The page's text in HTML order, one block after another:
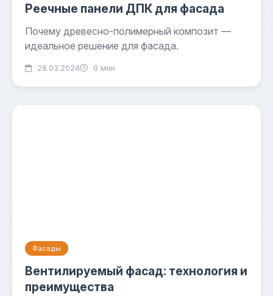
Реечные панели ДПК для фасада
Почему древесно-полимерный композит —
идеальное решение для фасада.
28.03.2024 6 мин
Фасады
Вентилируемый фасад: технология и
преимущества